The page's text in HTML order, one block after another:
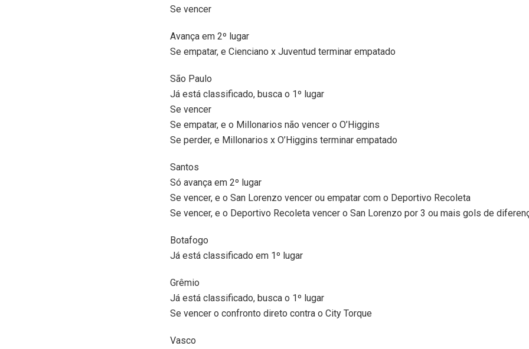
Se vencer
Avança em 2º lugar
Se empatar, e Cienciano x Juventud terminar empatado
São Paulo
Já está classificado, busca o 1º lugar
Se vencer
Se empatar, e o Millonarios não vencer o O’Higgins
Se perder, e Millonarios x O’Higgins terminar empatado
Santos
Só avança em 2º lugar
Se vencer, e o San Lorenzo vencer ou empatar com o Deportivo Recoleta
Se vencer, e o Deportivo Recoleta vencer o San Lorenzo por 3 ou mais gols de
Botafogo
Já está classificado em 1º lugar
Grêmio
Já está classificado, busca o 1º lugar
Se vencer o confronto direto contra o City Torque
Vasco